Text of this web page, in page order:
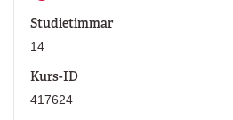
Studietimmar
14
Kurs-ID
417624